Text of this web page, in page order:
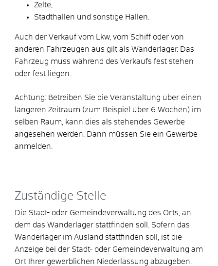
Zelte,
Stadthallen und sonstige Hallen.
Auch der Verkauf vom Lkw, vom Schiff oder von
anderen Fahrzeugen aus gilt als Wanderlager. Das
Fahrzeug muss während des Verkaufs fest stehen
oder fest liegen.
Achtung: Betreiben Sie die Veranstaltung über einen
längeren Zeitraum (zum Beispiel über 6 Wochen) im
selben Raum, kann dies als stehendes Gewerbe
angesehen werden. Dann müssen Sie ein Gewerbe
anmelden.
Zuständige Stelle
Die Stadt- oder Gemeindeverwaltung des Orts, an
dem das Wanderlager stattfinden soll. Sofern das
Wanderlager im Ausland stattfinden soll, ist die
Anzeige bei der Stadt- oder Gemeindeverwaltung am
Ort Ihrer gewerblichen Niederlassung abzugeben.